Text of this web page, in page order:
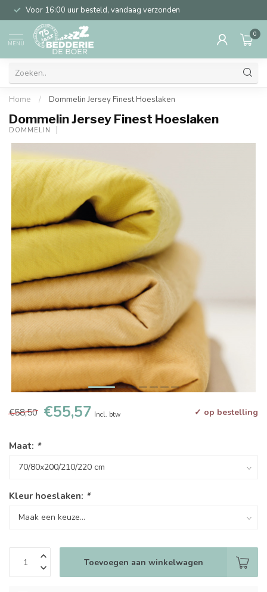
Voor 16:00 uur besteld, vandaag verzonden
MENU
0
Home / Dommelin Jersey Finest Hoeslaken
Dommelin Jersey Finest Hoeslaken
DOMMELIN
€58,50 €55,57 Incl. btw ✓ op bestelling
Maat: *
Kleur hoeslaken: *
Toevoegen aan winkelwagen